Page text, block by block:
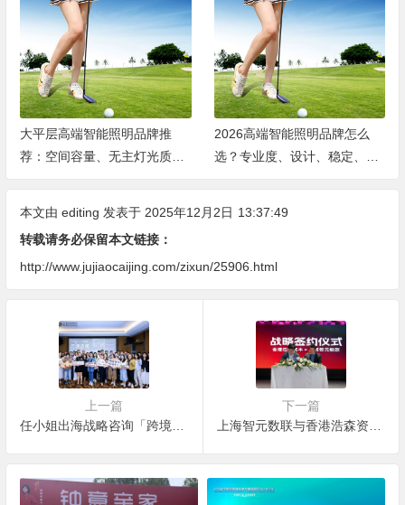
大平层高端智能照明品牌推
荐：空间容量、无主灯光质、
全屋定制、长期售后四个维度
2026高端智能照明品牌怎么
选？专业度、设计、稳定、服
务四大维度深度盘点
本文由 editing 发表于 2025年12月2日 13:37:49
转载请务必保留本文链接：
http://www.jujiaocaijing.com/zixun/25906.html
上一篇
下一篇